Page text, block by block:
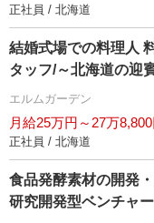
正社員 / 北海道
結婚式場での料理人
タッフ/～北海道の迎
エルムガーデン
月給25万円～27万
正社員 / 北海道
食品発酵素材の開発
研究開発型ベンチャー